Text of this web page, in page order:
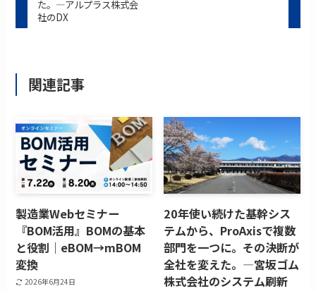
た。―アルプラス株式会
社のDX
関連記事
製造業Webセミナー
『BOM活用』BOMの基本
と役割｜eBOM→mBOM
変換
2026年6月24日
20年使い続けた基幹シス
テムから、ProAxisで複数
部門を一つに。その決断が
全社を変えた。―宮坂ゴム
株式会社のシステム刷新